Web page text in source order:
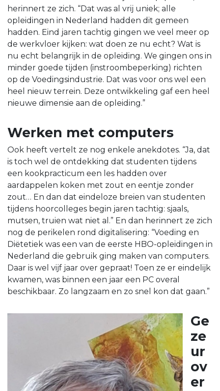
herinnert ze zich. “Dat was al vrij uniek; alle
opleidingen in Nederland hadden dit gemeen
hadden. Eind jaren tachtig gingen we veel meer op
de werkvloer kijken: wat doen ze nu echt? Wat is
nu echt belangrijk in de opleiding. We gingen ons in
minder goede tijden (instroombeperking) richten
op de Voedingsindustrie. Dat was voor ons wel een
heel nieuw terrein. Deze ontwikkeling gaf een heel
nieuwe dimensie aan de opleiding.”
Werken met computers
Ook heeft vertelt ze nog enkele anekdotes. “Ja, dat
is toch wel de ontdekking dat studenten tijdens
een kookpracticum een les hadden over
aardappelen koken met zout en eentje zonder
zout… En dan dat eindeloze breien van studenten
tijdens hoorcolleges begin jaren tachtig: sjaals,
mutsen, truien wat niet al.” En dan herinnert ze zich
nog de perikelen rond digitalisering: “Voeding en
Diëtetiek was een van de eerste HBO-opleidingen in
Nederland die gebruik ging maken van computers.
Daar is wel vijf jaar over gepraat! Toen ze er eindelijk
kwamen, was binnen een jaar een PC overal
beschikbaar. Zo langzaam en zo snel kon dat gaan.”
Ge
ze
ur
ov
er